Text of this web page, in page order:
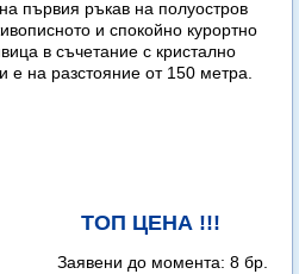
първия ръкав на полуостров
и спокойно курортно
в съчетание с кристално
е на разстояние от 150 метра.
ТОП ЦЕНА !!!
Заявени до момента: 8 бр.